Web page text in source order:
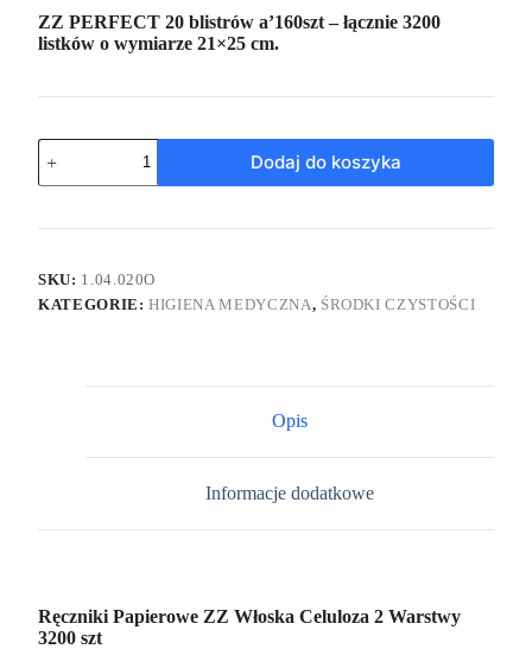
ZZ PERFECT 20 blistrów a’160szt – łącznie 3200
listków o wymiarze 21×25 cm.
Dodaj do koszyka
SKU: 1.04.020O
KATEGORIE:HIGIENA MEDYCZNA, ŚRODKI CZYSTOŚCI
Opis
Informacje dodatkowe
Ręczniki Papierowe ZZ Włoska Celuloza 2 Warstwy
3200 szt